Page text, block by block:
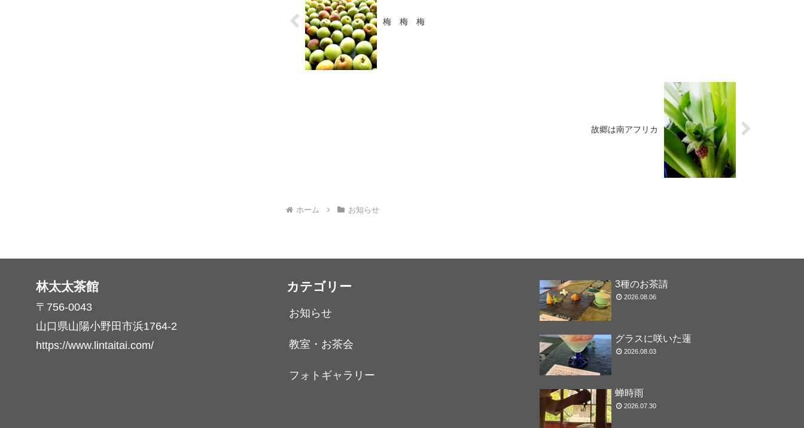
梅 梅 梅
故郷は南アフリカ
ホーム お知らせ
林太太茶館
〒756-0043
山口県山陽小野田市浜1764-2
https://www.lintaitai.com/
カテゴリー
お知らせ
教室・お茶会
フォトギャラリー
3種のお茶請
2026.08.06
グラスに咲いた蓮
2026.08.03
蝉時雨
2026.07.30